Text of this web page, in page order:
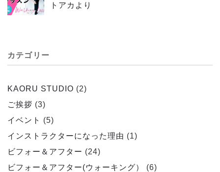
トアカより
カテゴリー
KAORU STUDIO (2)
ご挨拶 (3)
イベント
(5)
インストラクターになった理由 (1)
ビフォー＆アフター (24)
ビフォー＆アフター(ウォーキング）
(6)